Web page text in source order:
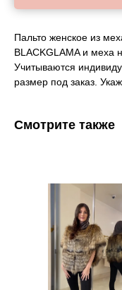
Пальто женское из
BLACKGLAMA и меха
Учитываются
размер под заказ.
Смотрите также